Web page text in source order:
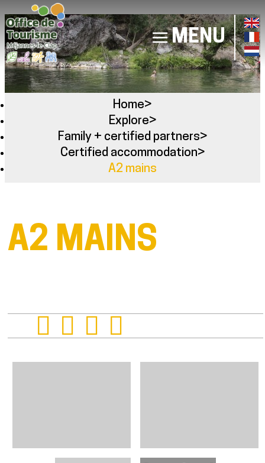
MENU
Home>
Explore>
Family + certified partners>
Certified accommodation>
A2 mains
A2 MAINS